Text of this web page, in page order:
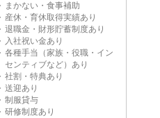
まかない・食事補助
産休・育休取得実績あり
退職金・財形貯蓄制度あり
入社祝い金あり
各種手当（家族・役職・イン
センティブなど）あり
社割・特典あり
送迎あり
制服貸与
研修制度あり